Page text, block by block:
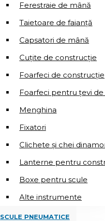
Ferestraie de mână
Taietoare de faianță
Capsatori de mână
Cuțite de construcție
Foarfeci de construcție
Foarfeci pentru țevi de
Menghina
Fixatori
Clichete și chei
Lanterne pentru
Boxe pentru scule
Alte instrumente
SCULE PNEUMATICE